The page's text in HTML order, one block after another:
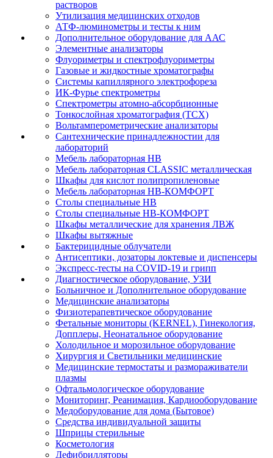
растворов
Утилизация медицинских отходов
АТФ-люминометры и тесты к ним
Дополнительное оборудование для ААС
Элементные анализаторы
Флуориметры и спектрофлуориметры
Газовые и жидкостные хроматографы
Системы капиллярного электрофореза
ИК-Фурье спектрометры
Спектрометры атомно-абсорбционные
Тонкослойная хроматография (ТСХ)
Вольтамперометрические анализаторы
Сантехнические принадлежностии для
лабораторий
Мебель лабораторная НВ
Мебель лабораторная CLASSIC металлическая
Шкафы для кислот полипропиленовые
Мебель лабораторная НВ-КОМФОРТ
Столы специальные НВ
Столы специальные НВ-КОМФОРТ
Шкафы металлические для хранения ЛВЖ
Шкафы вытяжные
Бактерицидные облучатели
Антисептики, дозаторы локтевые и диспенсеры
Экспресс-тесты на COVID-19 и грипп
Диагностическое оборудование, УЗИ
Больничное и Дополнительное оборудование
Медицинские анализаторы
Физиотерапевтическое оборудование
Фетальные мониторы (KERNEL), Гинекология,
Допплеры, Неонатальное оборудование
Холодильное и морозильное оборудование
Хирургия и Светильники медицинские
Медицинские термостаты и размораживатели
плазмы
Офтальмологическое оборудование
Мониторинг, Реанимация, Кардиооборудование
Медоборудование для дома (Бытовое)
Средства индивидуальной защиты
Шприцы стерильные
Косметология
Дефибрилляторы